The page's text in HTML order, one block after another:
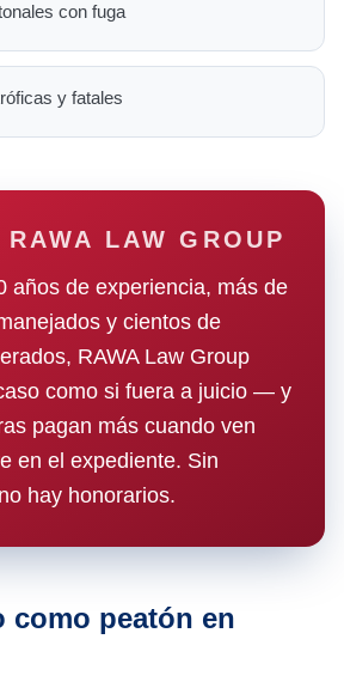
con fuga
y fatales
LAW GROUP
años de experiencia, más de
y cientos de
RAWA Law Group
como si fuera a juicio — y
pagan más cuando ven
en el expediente. Sin
hay honorarios.
como peatón en